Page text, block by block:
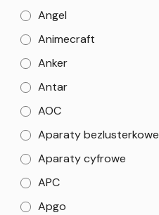
Angel
Animecraft
Anker
Antar
AOC
Aparaty bezlusterkowe
Aparaty cyfrowe
APC
Apgo